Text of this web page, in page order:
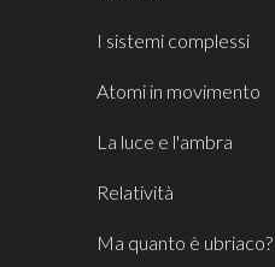
I sistemi complessi
Atomi in movimento
La luce e l'ambra
Relatività
Ma quanto è ubriaco?